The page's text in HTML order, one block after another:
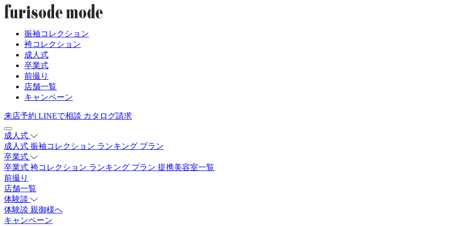
振袖コレクション
袴コレクション
成人式
卒業式
前撮り
店舗一覧
キャンペーン
来店予約 LINEで相談 カタログ請求
成人式
成人式 振袖コレクション ランキング プラン
卒業式
卒業式 袴コレクション ランキング プラン 提携美容室一覧
前撮り
店舗一覧
体験談
体験談 親御様へ
キャンペーン